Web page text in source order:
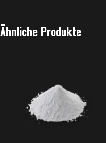
Ähnliche Produkte